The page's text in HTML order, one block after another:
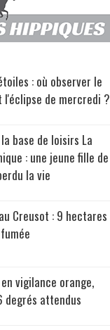
: où observer le
l'éclipse de mercredi ?
base de loisirs La
: une jeune fille de
la vie
Creusot : 9 hectares
vigilance orange,
degrés attendus